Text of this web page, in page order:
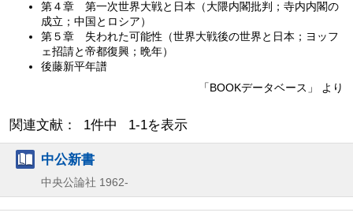
第４章 第一次世界大戦と日本（大隈内閣批判；寺内内閣の
成立；中国とロシア）
第５章 失われた可能性（世界大戦後の世界と日本；ヨッフ
ェ招請と帝都復興；晩年）
後藤新平年譜
「BOOKデータベース」 より
関連文献： 1件中 1-1を表示
中公新書
中央公論社 1962-